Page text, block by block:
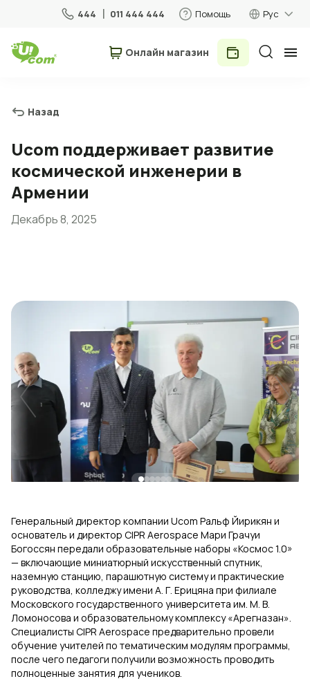
444 011 444 444 Помощь Рус
Для дома
Мобильная связь
Роуминг
Вход
Онлайн магазин
Назад
Ucom поддерживает развитие
космической инженерии в
Армении
Декабрь 8, 2025
Генеральный директор компании Ucom Ральф Йирикян и
основатель и директор CIPR Aerospace Мари Грачуи
Богоссян передали образовательные наборы «Космос 1.0»
— включающие миниатюрный искусственный спутник,
наземную станцию, парашютную систему и практические
руководства, колледжу имени А. Г. Ерицяна при филиале
Московского государственного университета им. М. В.
Ломоносова и образовательному комплексу «Арегназан».
Специалисты CIPR Aerospace предварительно провели
обучение учителей по тематическим модулям программы,
после чего педагоги получили возможность проводить
полноценные занятия для учеников.